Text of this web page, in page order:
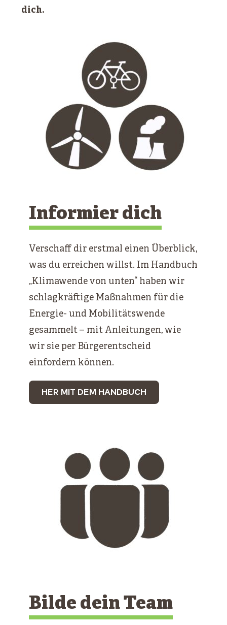
dich.
Informier dich
Verschaff dir erstmal einen Überblick,
was du erreichen willst. Im Handbuch
„Klimawende von unten“ haben wir
schlagkräftige Maßnahmen für die
Energie- und Mobilitätswende
gesammelt – mit Anleitungen, wie
wir sie per Bürgerentscheid
einfordern können.
HER MIT DEM HANDBUCH
Bilde dein Team